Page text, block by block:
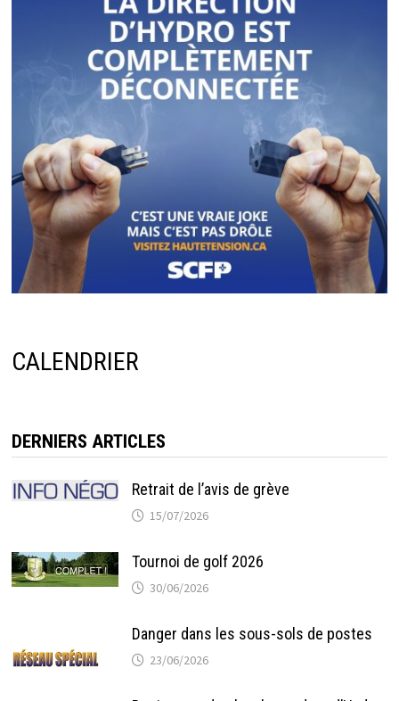
CALENDRIER
DERNIERS ARTICLES
Retrait de l’avis de grève
15/07/2026
Tournoi de golf 2026
30/06/2026
Danger dans les sous-sols de postes
23/06/2026